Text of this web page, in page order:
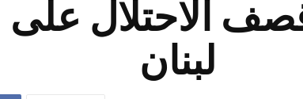
الاحتلال
لبنان